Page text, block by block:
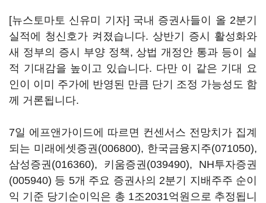
[뉴스토마토 신유미 기자] 국내 증권사들이 올 2분기
실적에 청신호가 켜졌습니다. 상반기 증시 활성화와
새 정부의 증시 부양 정책, 상법 개정안 통과 등이 실
적 기대감을 높이고 있습니다. 다만 이 같은 기대 요
인이 이미 주가에 반영된 만큼 단기 조정 가능성도 함
께 거론됩니다.
7일 에프앤가이드에 따르면 컨센서스 전망치가 집계
되는 미래에셋증권(006800), 한국금융지주(071050),
삼성증권(016360), 키움증권(039490), NH투자증권
(005940) 등 5개 주요 증권사의 2분기 지배주주 순이
익 기준 당기순이익은 총 1조2031억원으로 추정됩니